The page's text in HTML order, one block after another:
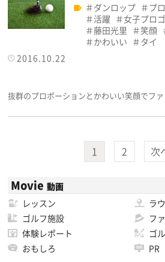
ダンロップ
プ
活躍
女子プロ
藤田光里
笑顔
かわいい
タイ
2016.10.22
抜群のプロポーションとかわいい笑顔でフ
1 2 次
Movie 動画
レッスン
ラ
ゴルフ施設
フ
体験レポート
ゴ
おもしろ
PR